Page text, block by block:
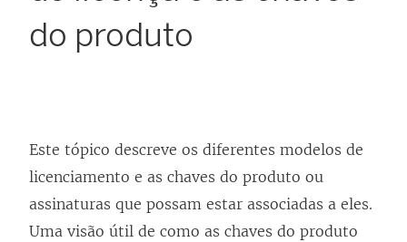
do produto
Este tópico descreve os diferentes modelos de
licenciamento e as chaves do produto ou
assinaturas que possam estar associadas a eles.
Uma visão útil de como as chaves do produto